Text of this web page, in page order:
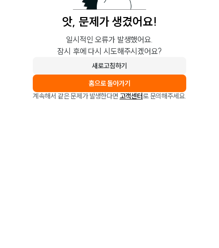
앗, 문제가 생겼어요!
일시적인 오류가 발생했어요.
잠시 후에 다시 시도해주시겠어요?
새로고침하기
홈으로 돌아가기
계속해서 같은 문제가 발생한다면 고객센터로 문의해주세요.